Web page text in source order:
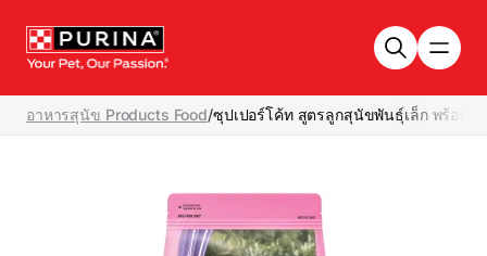
อาหารสุนัข Products Food/ซุปเปอร์โค้ท สูตรลูกสุนัขพันธุ์เล็ก พร้อมไก่